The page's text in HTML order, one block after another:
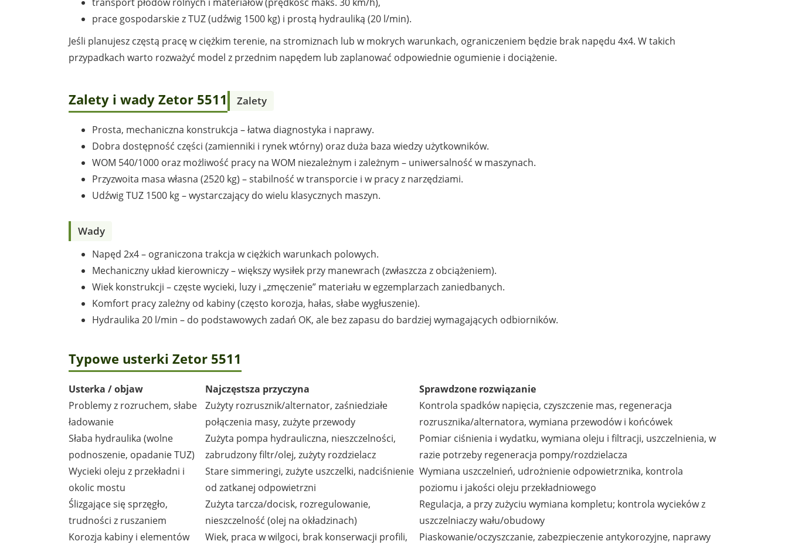
prace gospodarskie z TUZ (udźwig 1500 kg) i prostą hydrauliką (20 l/min).
Jeśli planujesz częstą pracę w ciężkim terenie, na stromiznach lub w mokrych warunkach, ograniczeniem będzie brak napędu 4x4. W takich
przypadkach warto rozważyć model z przednim napędem lub zaplanować odpowiednie ogumienie i dociążenie.
Zalety i wady Zetor 5511 Zalety
Prosta, mechaniczna konstrukcja – łatwa diagnostyka i naprawy.
Dobra dostępność części (zamienniki i rynek wtórny) oraz duża baza wiedzy użytkowników.
WOM 540/1000 oraz możliwość pracy na WOM niezależnym i zależnym – uniwersalność w maszynach.
Przyzwoita masa własna (2520 kg) – stabilność w transporcie i w pracy z narzędziami.
Udźwig TUZ 1500 kg – wystarczający do wielu klasycznych maszyn.
Wady
Napęd 2x4 – ograniczona trakcja w ciężkich warunkach polowych.
Mechaniczny układ kierowniczy – większy wysiłek przy manewrach (zwłaszcza z obciążeniem).
Wiek konstrukcji – częste wycieki, luzy i „zmęczenie” materiału w egzemplarzach zaniedbanych.
Komfort pracy zależny od kabiny (często korozja, hałas, słabe wygłuszenie).
Hydraulika 20 l/min – do podstawowych zadań OK, ale bez zapasu do bardziej wymagających odbiorników.
Typowe usterki Zetor 5511
Usterka / objaw Najczęstsza przyczyna
Sprawdzone rozwiązanie
Problemy z rozruchem, słabe
ładowanie
Zużyty rozrusznik/alternator, zaśniedziałe
połączenia masy, zużyte przewody
Kontrola spadków napięcia, czyszczenie mas, regeneracja
rozrusznika/alternatora, wymiana przewodów i końcówek
Słaba hydraulika (wolne
podnoszenie, opadanie TUZ)
Zużyta pompa hydrauliczna, nieszczelności,
zabrudzony filtr/olej, zużyty rozdzielacz
Pomiar ciśnienia i wydatku, wymiana oleju i filtracji, uszczelnienia, w
razie potrzeby regeneracja pompy/rozdzielacza
Wycieki oleju z przekładni i
okolic mostu
Stare simmeringi, zużyte uszczelki, nadciśnienie
od zatkanej odpowietrzni
Wymiana uszczelnień, udrożnienie odpowietrznika, kontrola
poziomu i jakości oleju przekładniowego
Ślizgające się sprzęgło,
trudności z ruszaniem
Zużyta tarcza/docisk, rozregulowanie,
nieszczelność (olej na okładzinach)
Regulacja, a przy zużyciu wymiana kompletu; kontrola wycieków z
uszczelniaczy wału/obudowy
Korozja kabiny i elementów
Wiek, praca w wilgoci, brak konserwacji profili,
Piaskowanie/oczyszczanie, zabezpieczenie antykorozyjne, naprawy